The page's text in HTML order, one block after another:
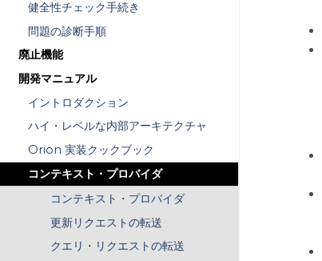
健全性チェック手続き
問題の診断手順
廃止機能
開発マニュアル
イントロダクション
ハイ・レベルな内部アーキテクチャ
Orion 実装クックブック
コンテキスト・プロバイダ
コンテキスト・プロバイダ
更新リクエストの転送
クエリ・リクエストの転送